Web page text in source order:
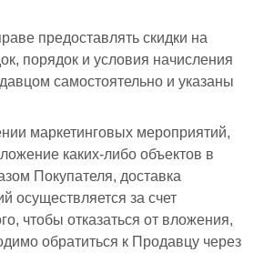
предоставлять скидки на
порядок и условия начисления
самостоятельно и указаны
маркетинговых мероприятий,
каких-либо объектов в
Покупателя, доставка
осуществляется за счет
чтобы отказаться от вложения,
обратиться к Продавцу через